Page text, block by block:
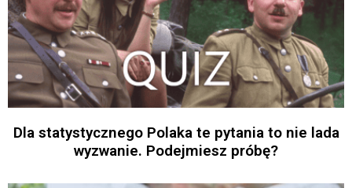
Dla statystycznego Polaka te pytania to nie lada
wyzwanie. Podejmiesz próbę?